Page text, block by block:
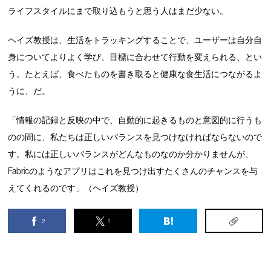
ライフスタイルにまで取り込もうと思う人はまだ少ない。
ヘイズ教授は、生活をトラッキングすることで、ユーザーは自分自
身についてよりよく学び、目標に合わせて行動を変えられる、とい
う。たとえば、食べたものを書き取ると健康な食生活につながるよ
うに、だ。
「情報の記録と反映の中で、自動的に起きるものと意図的に行うも
のの間に、私たちは正しいバランスを見つけなければならないので
す。私には正しいバランスがどんなものなのか分かりませんが、
Fabricのようなアプリはこれを見つけ出すたくさんのチャンスを与
えてくれるのです」（ヘイズ教授）
2 1